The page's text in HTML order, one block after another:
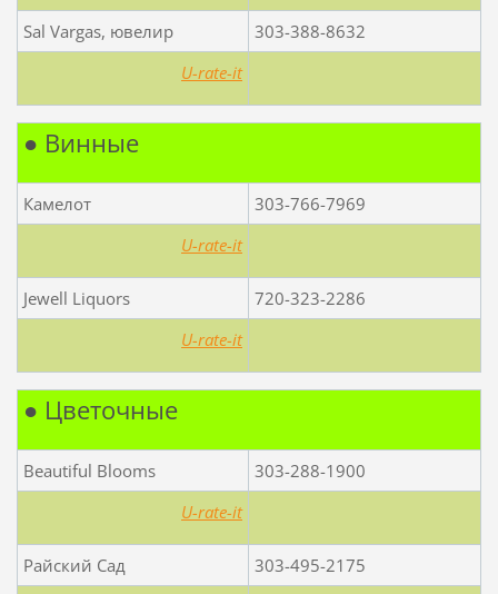
Sal Vargas, ювелир
303-388-8632
U-rate-it
● Винные
Камелот
303-766-7969
U-rate-it
Jewell Liquors
720-323-2286
U-rate-it
● Цветочные
Beautiful Blooms
303-288-1900
U-rate-it
Райский Сад
303-495-2175